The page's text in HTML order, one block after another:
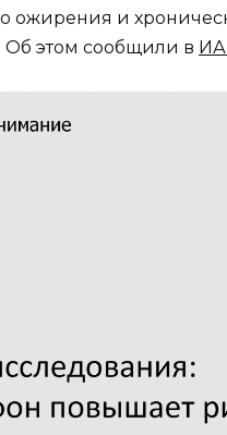
ожирения и
этом сообщили в